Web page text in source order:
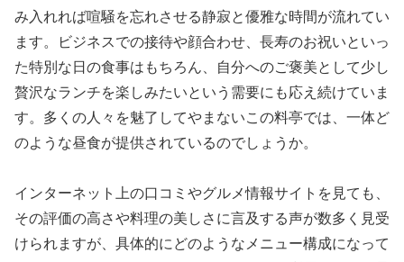
み入れれば喧騒を忘れさせる静寂と優雅な時間が流れてい
ます。ビジネスでの接待や顔合わせ、長寿のお祝いといっ
た特別な日の食事はもちろん、自分へのご褒美として少し
贅沢なランチを楽しみたいという需要にも応え続けていま
す。多くの人々を魅了してやまないこの料亭では、一体ど
のような昼食が提供されているのでしょうか。
インターネット上の口コミやグルメ情報サイトを見ても、
その評価の高さや料理の美しさに言及する声が数多く見受
けられますが、具体的にどのようなメニュー構成になって